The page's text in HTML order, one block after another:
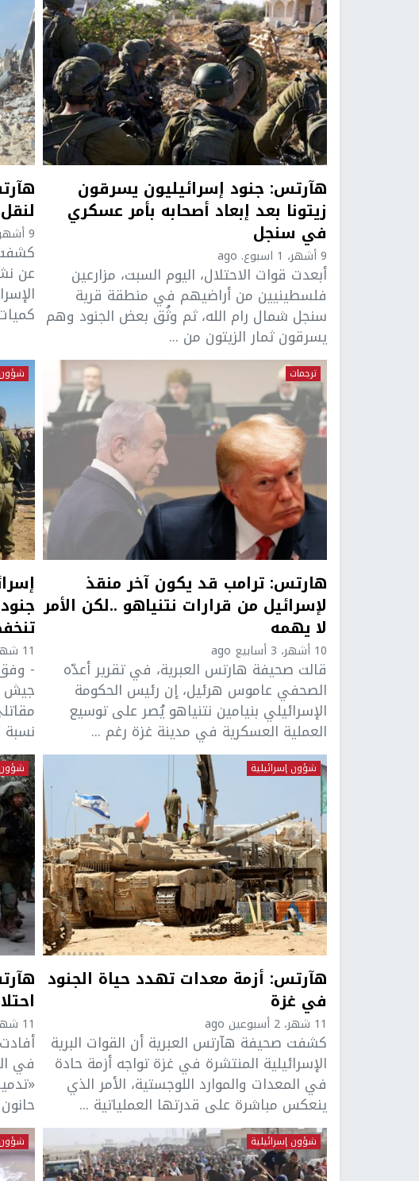
هآرتس: جنود إسرائيليون يسرقون
زيتونا بعد إبعاد أصحابه بأمر عسكري
في سنجل
9 أشهر، 1 اسبوع. ago
أبعدت قوات الاحتلال، اليوم السبت، مزارعين
فلسطينيين من أراضيهم في منطقة قرية
سنجل شمال رام الله، ثم وثُق بعض الجنود وهم
يسرقون ثمار الزيتون من ...
9 أشهر، 2 أسبوعين ago
كشفت
عن
ترجمات
هارتس: ترامب قد يكون آخر منقذ
لإسرائيل من قرارات نتنياهو ..لكن الأمر
لا يهمه
10 أشهر، 3 أسابيع ago
قالت صحيفة هارتس العبرية، في تقرير أعدّه
الصحفي عاموس هرئيل، إن رئيس الحكومة
الإسرائيلي بنيامين نتنياهو يُصر على توسيع
العملية العسكرية في مدينة غزة رغم ...
شؤون
تنخفض
11 شهر، 1 اسبوع. ago
-
جيش
نسبة
شؤون إسرائيلية
هآرتس: أزمة معدات تهدد حياة الجنود
في غزة
11 شهر، 2 أسبوعين ago
كشفت صحيفة هآرتس العبرية أن القوات البرية
الإسرائيلية المنتشرة في غزة تواجه أزمة حادة
في المعدات والموارد اللوجستية، الأمر الذي
ينعكس مباشرة على قدرتها العملياتية ...
شؤون
11 شهر، 2 أسبوعين ago
في
شؤون إسرائيلية شؤون